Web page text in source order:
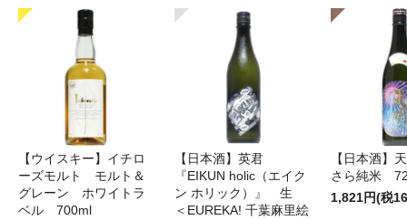
【ウイスキー】イチロ
ーズモルト モルト＆
グレーン ホワイトラ
ベル 700ml
【日本酒】英君
『EIKUN holic（エイク
ン ホリック）』 生
＜EUREKA! 千葉麻里絵
【日本酒】
さら純米
1,821円(税